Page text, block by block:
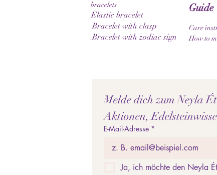
bracelets
Elastic bracelet
Bracelet with clasp
Bracelet with zodiac sign
Care
How to
Melde dich zum Neyla
Aktionen,
E-Mail-Adresse *
Ja, ich möchte den Neyla